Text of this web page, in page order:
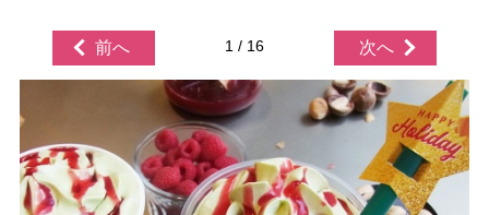
前へ 1 / 16 次へ